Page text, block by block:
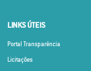
LINKS ÚTEIS
Portal Transparência
Licitações